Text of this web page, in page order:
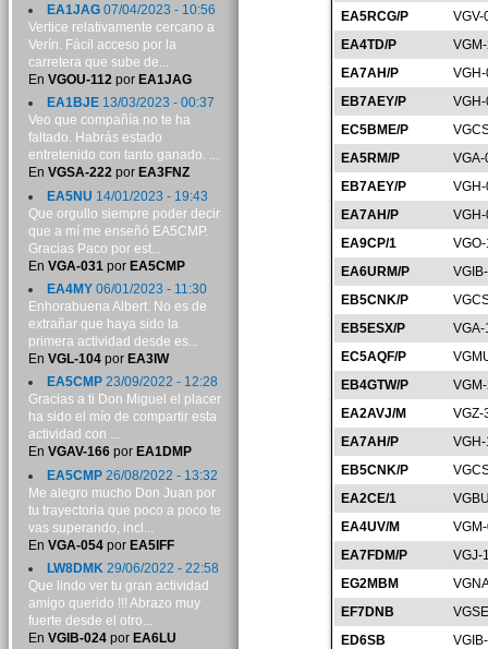
EA5RCG/P
VGV-
EA4TD/P
EA7AH/P
EB7AEY/P
EC5BME/P
EA5RM/P
EB7AEY/P
EA7AH/P
EA9CP/1
EA6URM/P
EB5CNK/P
EB5ESX/P
EC5AQF/P
EB4GTW/P
EA2AVJ/M
VGZ-
EA7AH/P
EB5CNK/P
EA2CE/1
EA4UV/M
EA7FDM/P
VGJ-
EG2MBM
EF7DNB
ED6SB
EA1JAG07/04/2023 - 10:56
Vertice relativamente cercano a
Verín. Fácil acceso por la
carretera que sube de...
En VGOU-112por EA1JAG
EA1BJE13/03/2023 - 00:37
Veo que compañía no te ha
faltado. Habrás estado
entretenido con tanto ganado. ...
En VGSA-222por EA3FNZ
EA5NU 14/01/2023 - 19:43
Que orgullo siempre poder decir
que a mí me enseñó EA5CMP.
Gracias Paco por est...
En VGA-031 por EA5CMP
EA4MY06/01/2023 - 11:30
Enhorabuena Albert. No es de
extrañar que haya sido la
primera actividad desde es...
En VGL-104por EA3IW
EA5CMP23/09/2022 - 12:28
Gracias a ti Don Miguel el placer
ha sido el mío de compartir esta
actividad con ...
En VGAV-166por EA1DMP
EA5CMP26/08/2022 - 13:32
Me alegro mucho Don Juan por
tu trayectoria que poco a poco te
vas superando, incl...
En VGA-054por EA5IFF
LW8DMK29/06/2022 - 22:58
Que lindo ver tu gran actividad
amigo querido !!! Abrazo muy
fuerte desde el otro...
En VGIB-024por EA6LU